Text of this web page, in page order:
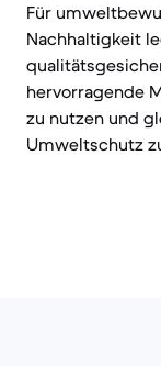
Für
Nachhaltigkeit
hervorragende
zu nutzen und
Umweltschutz